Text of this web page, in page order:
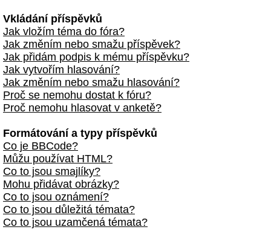
Vkládání příspěvků
Jak vložím téma do fóra?
Jak změním nebo smažu příspěvek?
Jak přidám podpis k mému příspěvku?
Jak vytvořím hlasování?
Jak změním nebo smažu hlasování?
Proč se nemohu dostat k fóru?
Proč nemohu hlasovat v anketě?
Formátování a typy příspěvků
Co je BBCode?
Můžu používat HTML?
Co to jsou smajlíky?
Mohu přidávat obrázky?
Co to jsou oznámení?
Co to jsou důležitá témata?
Co to jsou uzamčená témata?